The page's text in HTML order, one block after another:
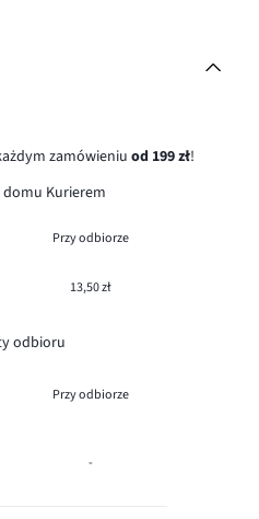
zamówieniu od 199 zł!
Kurierem
Przy odbiorze
13,50 zł
odbioru
Przy odbiorze
-